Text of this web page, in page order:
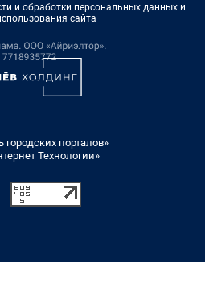
и обработки персональных данных и
сайта
порталов»
Технологии»